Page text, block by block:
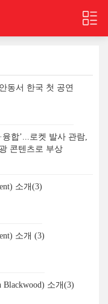
동서 한국 첫 공연
합’...로켓 발사 관람,
콘텐츠로 부상
소개(3)
소개 (3)
Blackwood) 소개(3)